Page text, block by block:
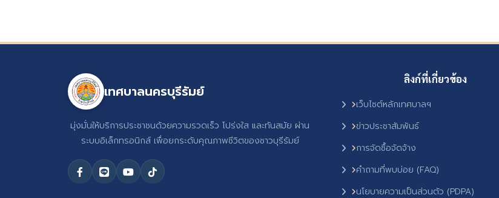
เทศบาลนครบุรีรัมย์
มุ่งมั่นให้บริการประชาชนด้วยความรวดเร็ว โปร่งใส และทันสมัย ผ่าน
ระบบอิเล็กทรอนิกส์ เพื่อยกระดับคุณภาพชีวิตของชาวบุรีรัมย์
ลิงก์ที่เกี่ยวข้อง
เว็บไซต์หลักเทศบาลฯ
ข่าวประชาสัมพันธ์
การจัดซื้อจัดจ้าง
คำถามที่พบบ่อย (FAQ)
นโยบายความเป็นส่วนตัว (PDPA)